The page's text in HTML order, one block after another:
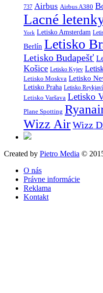
737 Airbus Airbus A380
Lacné
York Letisko Amsterdam
Berlín Letisko
Letisko Budapešť
Košice Letisko Kyjev
Letisko Moskva Letisko
Letisko Praha Letisko
Letisko Varšava Letisko
Plane Spotting
Wizz AirWizz
Created by Pietro Media ©
O nás
Právne informácie
Reklama
Kontakt